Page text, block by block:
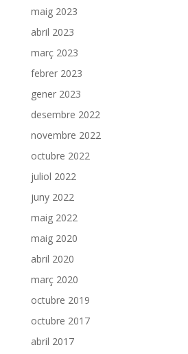
maig 2023
abril 2023
març 2023
febrer 2023
gener 2023
desembre 2022
novembre 2022
octubre 2022
juliol 2022
juny 2022
maig 2022
maig 2020
abril 2020
març 2020
octubre 2019
octubre 2017
abril 2017